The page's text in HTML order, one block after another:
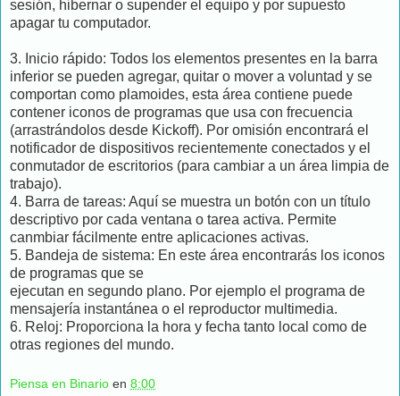
sesión, hibernar o supender el equipo y por supuesto
apagar tu computador.
3. Inicio rápido: Todos los elementos presentes en la barra
inferior se pueden agregar, quitar o mover a voluntad y se
comportan como plamoides, esta área contiene puede
contener iconos de programas que usa con frecuencia
(arrastrándolos desde Kickoff). Por omisión encontrará el
notificador de dispositivos recientemente conectados y el
conmutador de escritorios (para cambiar a un área limpia de
trabajo).
4. Barra de tareas: Aquí se muestra un botón con un título
descriptivo por cada ventana o tarea activa. Permite
canmbiar fácilmente entre aplicaciones activas.
5. Bandeja de sistema: En este área encontrarás los iconos
de programas que se
ejecutan en segundo plano. Por ejemplo el programa de
mensajería instantánea o el reproductor multimedia.
6. Reloj: Proporciona la hora y fecha tanto local como de
otras regiones del mundo.
Piensa en Binario en 8:00